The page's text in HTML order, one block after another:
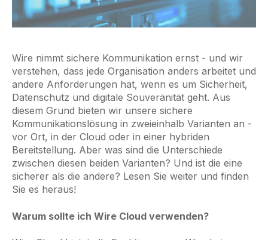
Wire nimmt sichere Kommunikation ernst - und wir
verstehen, dass jede Organisation anders arbeitet und
andere Anforderungen hat, wenn es um Sicherheit,
Datenschutz und digitale Souveränität geht. Aus
diesem Grund bieten wir unsere sichere
Kommunikationslösung in zweieinhalb Varianten an -
vor Ort, in der Cloud oder in einer hybriden
Bereitstellung. Aber was sind die Unterschiede
zwischen diesen beiden Varianten? Und ist die eine
sicherer als die andere? Lesen Sie weiter und finden
Sie es heraus!
Warum sollte ich Wire Cloud verwenden?